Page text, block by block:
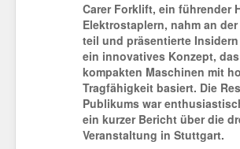
Carer Forklift, ein führender
Elektrostaplern, nahm an
teil und präsentierte
ein innovatives Konzept,
kompakten Maschinen mit
Tragfähigkeit basiert. Die
Publikums war
ein kurzer Bericht über die
Veranstaltung in Stuttgart.